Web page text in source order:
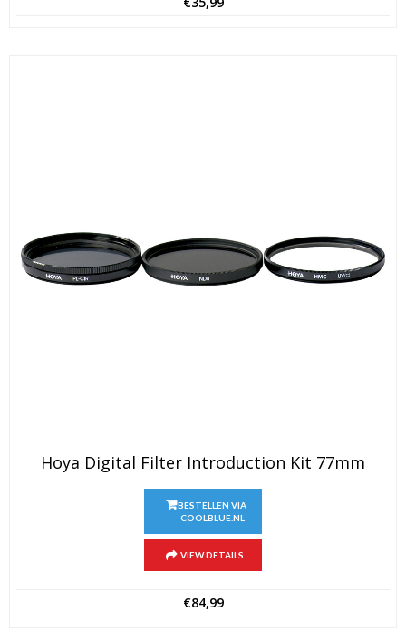
Hoya Digital Filter Introduction Kit 77mm
BESTELLEN VIA
COOLBLUE.NL
VIEW DETAILS
€84,99